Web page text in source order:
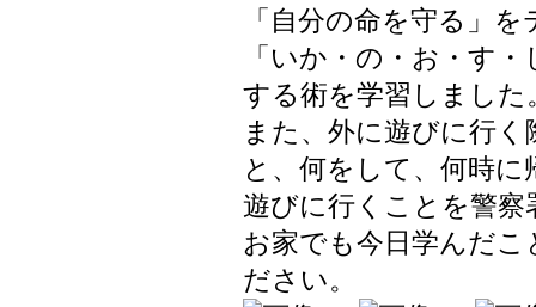
「自分の命を守る」
「いか・の・お・す
する術を学習しました
また、外に遊びに行
と、何をして、何時
遊びに行くことを警
お家でも今日学んだ
ださい。